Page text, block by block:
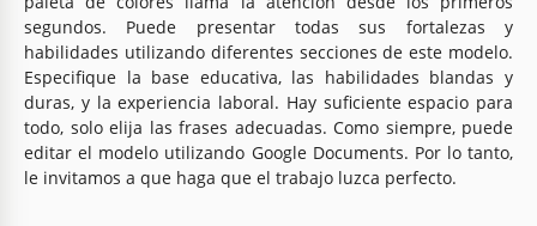
segundos. Puede presentar todas sus fortalezas y
habilidades utilizando diferentes secciones de este modelo.
Especifique la base educativa, las habilidades blandas y
duras, y la experiencia laboral. Hay suficiente espacio para
todo, solo elija las frases adecuadas. Como siempre, puede
editar el modelo utilizando Google Documents. Por lo tanto,
le invitamos a que haga que el trabajo luzca perfecto.